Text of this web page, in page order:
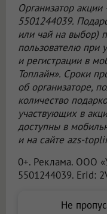
Организатор акции
5501244039.
или чай на выбор)
пользователю при
и регистрации в
Топлайн». Сроки
об организаторе,
количество
участвующих в
доступны в
и на сайте azs-
0+. Реклама. ООО
5501244039. Erid:
Не